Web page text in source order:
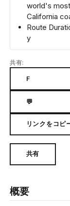
world's
California
Route
y
共有:
F
💬
リンクをコピ
共有
概要